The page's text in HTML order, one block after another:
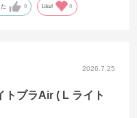
0 Like! 0
2026.7.25
トブラAir ( L ライト